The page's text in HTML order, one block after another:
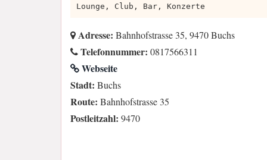
Lounge, Club, Bar, Konzerte
Adresse: Bahnhofstrasse 35, 9470 Buchs
Telefonnummer: 0817566311
Webseite
Stadt: Buchs
Route: Bahnhofstrasse 35
Postleitzahl: 9470